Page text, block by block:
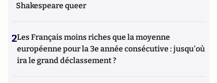
Shakespeare queer
2Les Français moins riches que la moyenne
européenne pour la 3e année consécutive : jusqu'où
ira le grand déclassement ?